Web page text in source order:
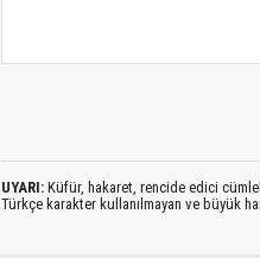
UYARI: Küfür, hakaret, rencide edici
Türkçe karakter kullanılmayan ve büyük